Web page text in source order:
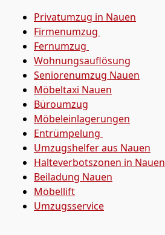
Privatumzug in Nauen
Firmenumzug
Fernumzug
Wohnungsauflösung
Seniorenumzug Nauen
Möbeltaxi Nauen
Büroumzug
Möbeleinlagerungen
Entrümpelung
Umzugshelfer aus Nauen
Halteverbotszonen in Nauen
Beiladung Nauen
Möbellift
Umzugsservice